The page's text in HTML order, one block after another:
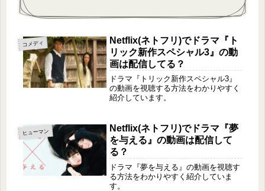
コメディ
Netflix(ネトフリ)でドラマ『ト
リック新作スペシャル3』の動
画は配信してる？
ドラマ『トリック新作スペシャル3』
の動画を視聴する方法をわかりやすく
紹介しています。
ヒューマン
Netflix(ネトフリ)でドラマ『夢
を与える』の動画は配信して
る？
ドラマ『夢を与える』の動画を視聴す
る方法をわかりやすく紹介していま
す。